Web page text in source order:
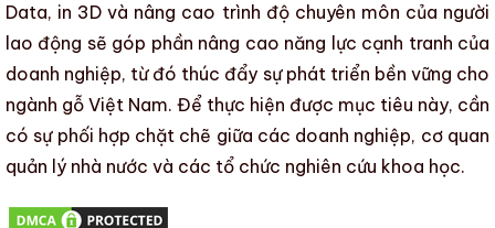
Data, in 3D và nâng cao trình độ chuyên môn của người
lao động sẽ góp phần nâng cao năng lực cạnh tranh của
doanh nghiệp, từ đó thúc đẩy sự phát triển bền vững cho
ngành gỗ Việt Nam. Để thực hiện được mục tiêu này, cần
có sự phối hợp chặt chẽ giữa các doanh nghiệp, cơ quan
quản lý nhà nước và các tổ chức nghiên cứu khoa học.